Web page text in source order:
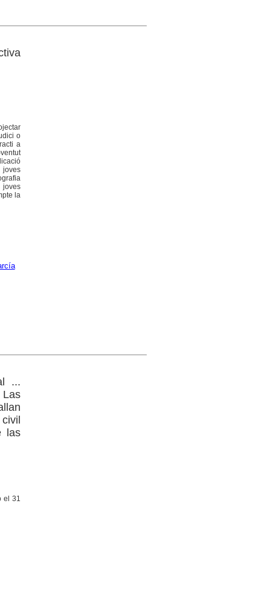
o
a
joves
la
...
las
el 31